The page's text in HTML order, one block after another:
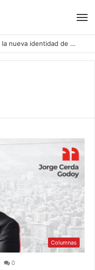
Albertz Parra Segovia Abogados: la nueva identidad de Segovia Consulting
Columnas
0